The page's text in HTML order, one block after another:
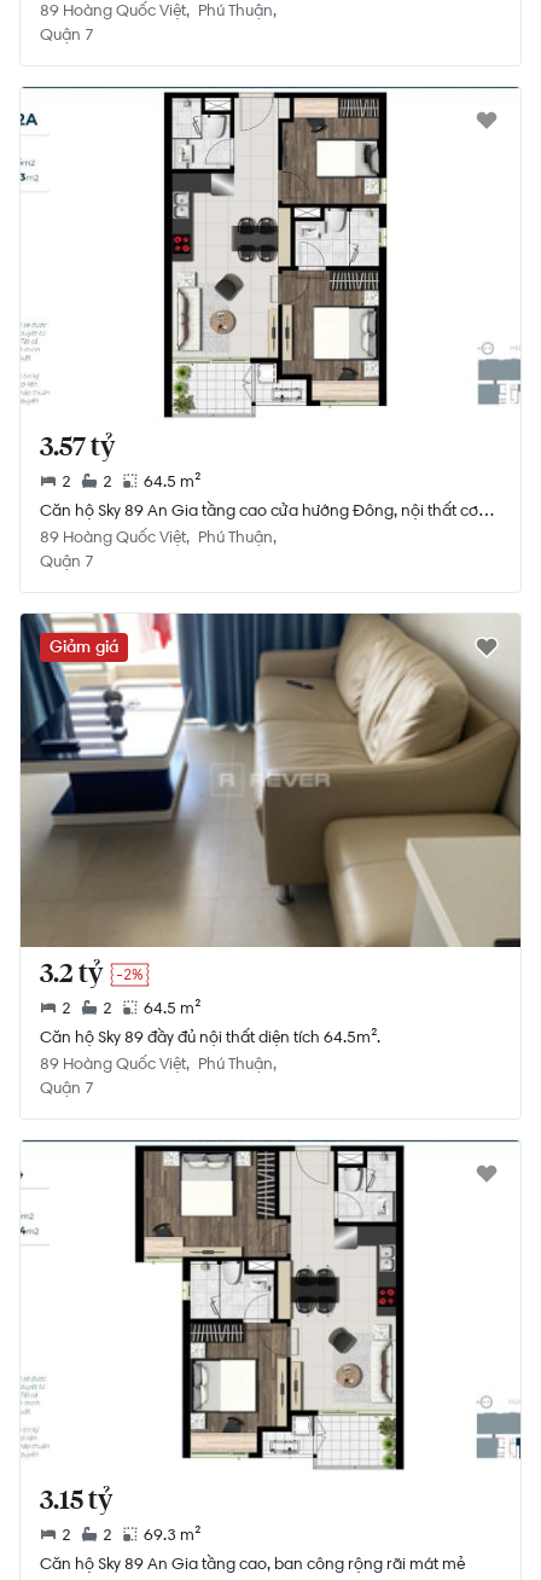
mát.
89 Hoàng Quốc Việt
Phú Thuận
Quận 7
3.57 tỷ
2 2
64.5 m²
Căn hộ Sky 89 An Gia tầng cao cửa hướng Đông, nội thất cơ
bản.
89 Hoàng Quốc Việt
Phú Thuận
Quận 7
Giảm giá
3.2 tỷ -2%
2 2
64.5 m²
Căn hộ Sky 89 đầy đủ nội thất diện tích 64.5m².
89 Hoàng Quốc Việt
Phú Thuận
Quận 7
3.15 tỷ
2 2
69.3 m²
Căn hộ Sky 89 An Gia tầng cao, ban công rộng rãi mát mẻ